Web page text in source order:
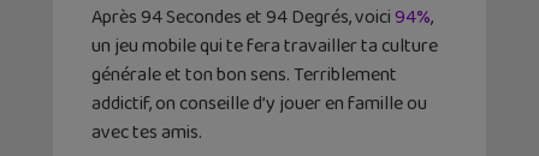
Après 94 Secondes et 94 Degrés, voici94%,
un jeu mobile qui te fera travailler ta culture
générale et ton bon sens. Terriblement
addictif, on conseille d’y jouer en famille ou
avec tes amis.